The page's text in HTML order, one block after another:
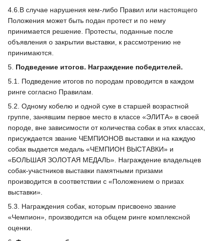
4.6.В случае нарушения кем-либо Правил или настоящего
Положения может быть подан протест и по нему
принимается решение. Протесты, поданные после
объявления о закрытии выставки, к рассмотрению не
принимаются.
5. Подведение итогов. Награждение победителей.
5.1. Подведение итогов по породам проводится в каждом
ринге согласно Правилам.
5.2. Одному кобелю и одной суке в старшей возрастной
группе, занявшим первое место в классе «ЭЛИТА» в своей
породе, вне зависимости от количества собак в этих классах,
присуждается звание ЧЕМПИОНОВ выставки и на каждую
собак выдается медаль «ЧЕМПИОН ВЫСТАВКИ» и
«БОЛЬШАЯ ЗОЛОТАЯ МЕДАЛЬ». Награждение владельцев
собак-участников выставки памятными призами
производится в соответствии с «Положением о призах
выставки».
5.3. Награждения собак, которым присвоено звание
«Чемпион», производится на общем ринге комплексной
оценки.